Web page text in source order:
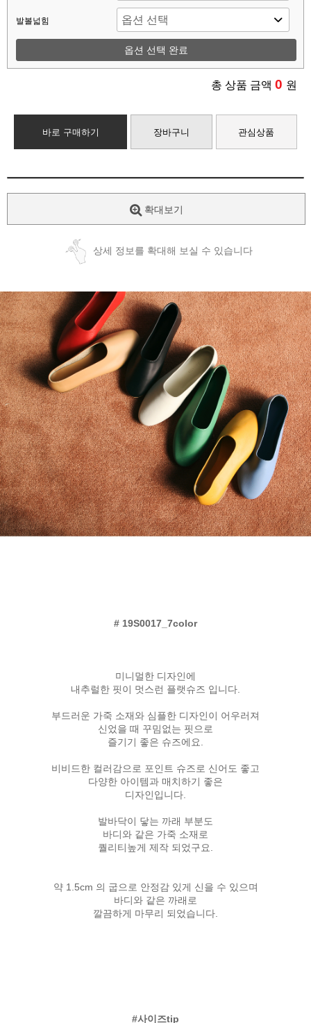
발볼넓힘
옵션 선택 완료
총 상품 금액 0 원
바로 구매하기 장바구니 관심상품
확대보기
상세 정보를 확대해 보실 수 있습니다
# 19S0017_7color
미니멀한 디자인에
내추럴한 핏이 멋스런 플랫슈즈 입니다.
부드러운 가죽 소재와 심플한 디자인이 어우러져
신었을 때 꾸밈없는 핏으로
즐기기 좋은 슈즈에요.
비비드한 컬러감으로 포인트 슈즈로 신어도 좋고
다양한 아이템과 매치하기 좋은
디자인입니다.
발바닥이 닿는 까래 부분도
바디와 같은 가죽 소재로
퀄리티높게 제작 되었구요.
약 1.5cm 의 굽으로 안정감 있게 신을 수 있으며
바디와 같은 까래로
깔끔하게 마무리 되었습니다.
#사이즈tip